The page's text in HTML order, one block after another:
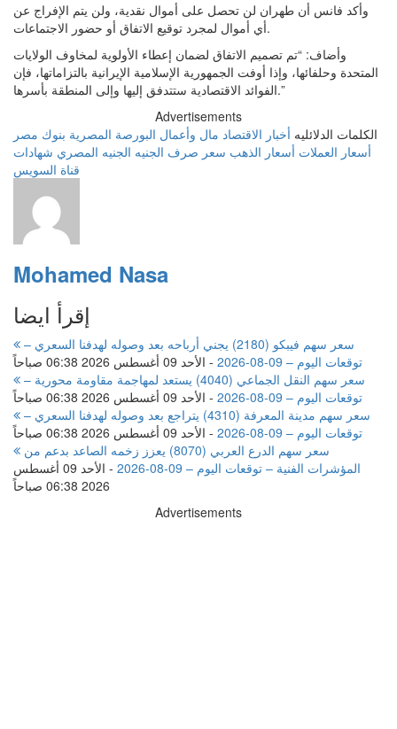
وأكد فانس أن طهران لن تحصل على أموال نقدية، ولن يتم الإفراج عن
أي أموال لمجرد توقيع الاتفاق أو حضور الاجتماعات.
وأضاف: “تم تصميم الاتفاق لضمان إعطاء الأولوية لمخاوف الولايات
المتحدة وحلفائها، وإذا أوفت الجمهورية الإسلامية الإيرانية بالتزاماتها، فإن
الفوائد الاقتصادية ستتدفق إليها وإلى المنطقة بأسرها.”
Advertisements
الكلمات الدلائليه أخبار الاقتصاد مال وأعمال البورصة المصرية بنوك مصر
أسعار العملات أسعار الذهب سعر صرف الجنيه الجنيه المصري شهادات
قناة السويس
Mohamed Nasa
إقرأ ايضا
توقعات اليوم – 09-08-2026
- الأحد 09 أغسطس 2026 06:38 صباحاً
توقعات اليوم – 09-08-2026
- الأحد 09 أغسطس 2026 06:38 صباحاً
توقعات اليوم – 09-08-2026
- الأحد 09 أغسطس 2026 06:38 صباحاً
المؤشرات الفنية – توقعات اليوم – 09-08-2026
-
الأحد 09 أغسطس
2026 06:38 صباحاً
Advertisements